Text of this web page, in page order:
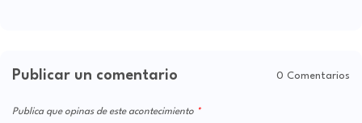
Publicar un comentario 0 Comentarios
Publica que opinas de este acontecimiento